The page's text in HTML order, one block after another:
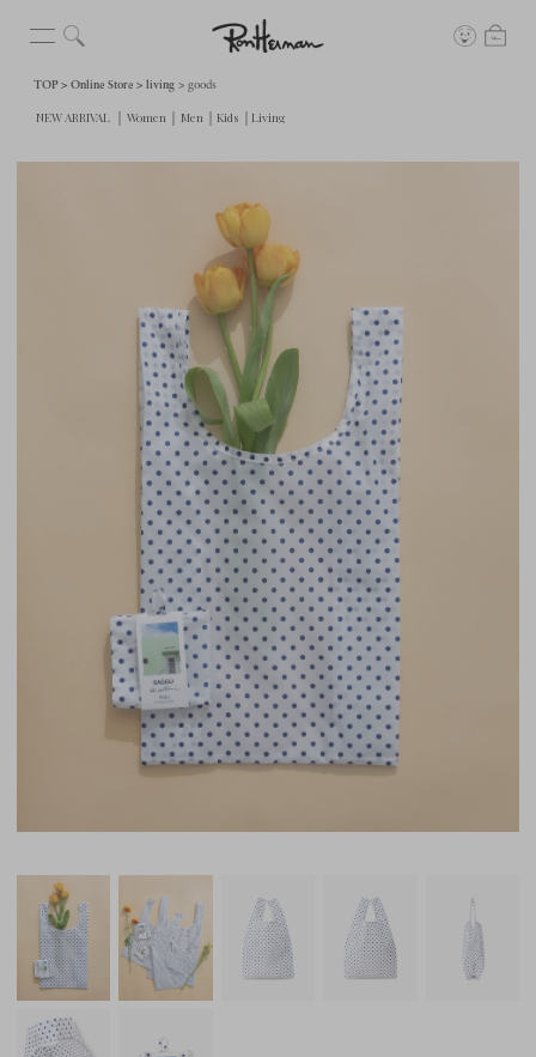
TOP Online Store living goods